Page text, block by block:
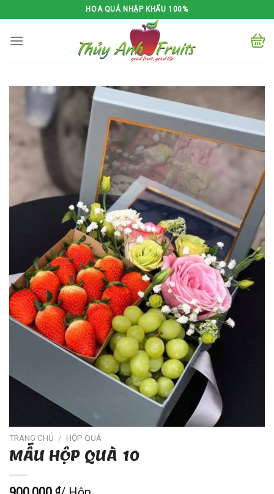
to
content
HOA QUẢ NHẬP KHẨU 100%
TRANG CHỦ / HỘP QUÀ
MẪU HỘP QUÀ 10
₫